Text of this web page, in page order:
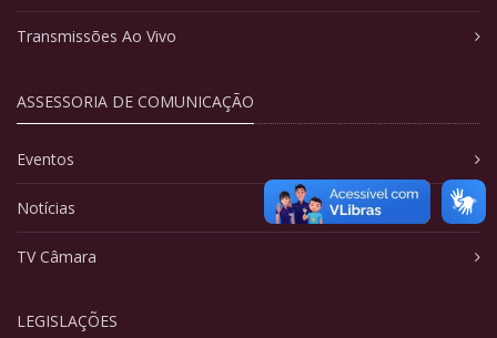
Transmissões Ao Vivo
ASSESSORIA DE COMUNICAÇÃO
Eventos
Notícias
TV Câmara
LEGISLAÇÕES